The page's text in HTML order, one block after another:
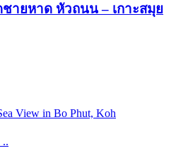
ายหาด หัวถนน – เกาะสมุย